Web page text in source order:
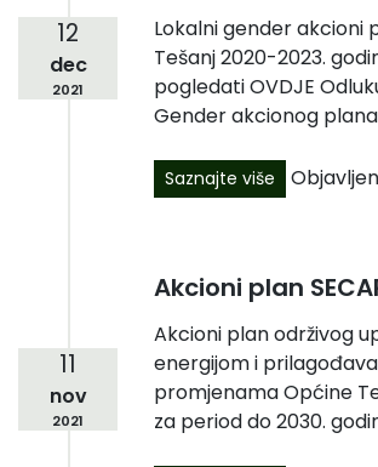
12
dec
2021
Lokalni gender akcioni
Tešanj 2020-2023.
pogledati OVDJE
Gender akcionog
Saznajte više
11
nov
2021
Akcioni plan
Akcioni plan održivog
energijom i
promjenama Općine
za period do 2030.